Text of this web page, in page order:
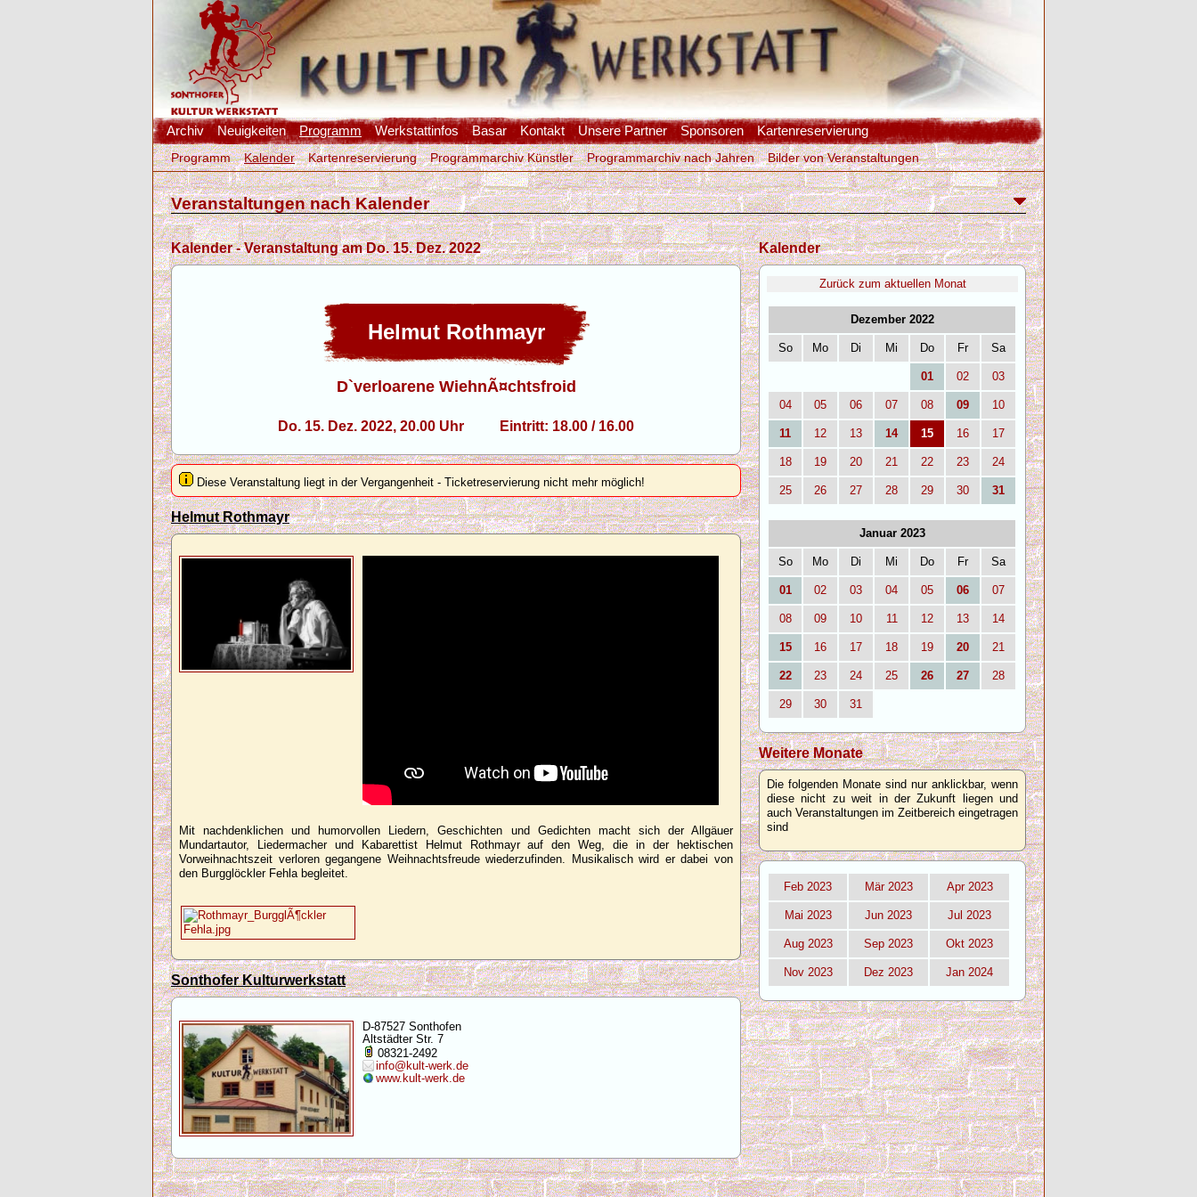
Archiv Neuigkeiten Programm Werkstattinfos Basar Kontakt Unsere Partner Sponsoren Kartenreservierung
Programm Kalender Kartenreservierung Programmarchiv Künstler Programmarchiv nach Jahren Bilder von Veranstaltungen
Veranstaltungen nach Kalender
Kalender - Veranstaltung am Do. 15. Dez. 2022
Helmut Rothmayr
D`verloarene WiehnÃ¤chtsfroid
Do. 15. Dez. 2022, 20.00 Uhr Eintritt: 18.00 / 16.00
Diese Veranstaltung liegt in der Vergangenheit - Ticketreservierung nicht mehr möglich!
Helmut Rothmayr
Mit nachdenklichen und humorvollen Liedern, Geschichten und Gedichten macht sich der Allgäuer
Mundartautor, Liedermacher und Kabarettist Helmut Rothmayr auf den Weg, die in der hektischen
Vorweihnachtszeit verloren gegangene Weihnachtsfreude wiederzufinden. Musikalisch wird er dabei von
den Burgglöckler Fehla begleitet.
Sonthofer Kulturwerkstatt
D-87527 Sonthofen
Altstädter Str. 7
08321-2492
info@kult-werk.de
www.kult-werk.de
Kalender
Zurück zum aktuellen Monat
Dezember 2022
So Mo Di Mi Do Fr Sa
01 02 03
04 05 06 07 08 09 10
11 12 13 14 15 16 17
18 19 20 21 22 23 24
25 26 27 28 29 30 31
Januar 2023
So Mo Di Mi Do Fr Sa
01 02 03 04 05 06 07
08 09 10 11 12 13 14
15 16 17 18 19 20 21
22 23 24 25 26 27 28
29 30 31
Weitere Monate
Die folgenden Monate sind nur anklickbar, wenn
diese nicht zu weit in der Zukunft liegen und
auch Veranstaltungen im Zeitbereich eingetragen
sind
Feb 2023 Mär 2023 Apr 2023
Mai 2023 Jun 2023 Jul 2023
Aug 2023 Sep 2023 Okt 2023
Nov 2023 Dez 2023 Jan 2024